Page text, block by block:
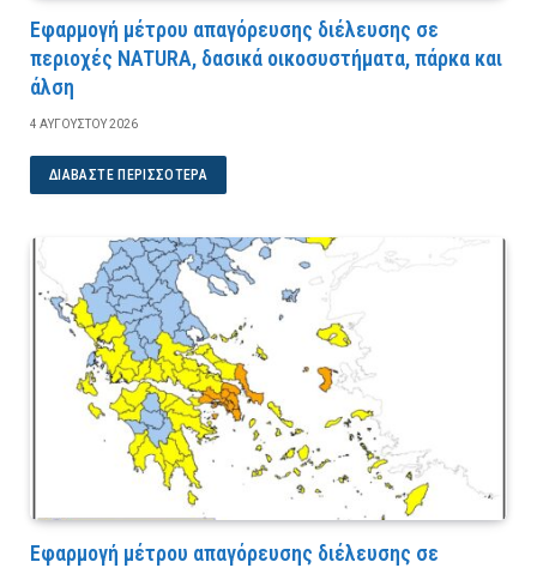
Εφαρμογή μέτρου απαγόρευσης διέλευσης σε
περιοχές NATURA, δασικά οικοσυστήματα, πάρκα και
άλση
4 ΑΥΓΟΎΣΤΟΥ 2026
ΔΙΑΒΆΣΤΕ ΠΕΡΙΣΣΌΤΕΡΑ
Εφαρμογή μέτρου απαγόρευσης διέλευσης σε